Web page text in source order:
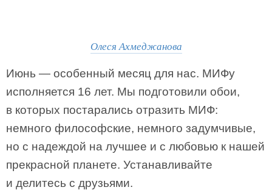
Олеся Ахмеджанова
Июнь — особенный месяц для нас. МИФу
исполняется 16 лет. Мы подготовили обои,
в которых постарались отразить МИФ:
немного философские, немного задумчивые,
но с надеждой на лучшее и с любовью к нашей
прекрасной планете. Устанавливайте
и делитесь с друзьями.